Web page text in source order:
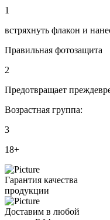
1
встряхнуть флакон и
Правильная фотозащита
2
Предотвращает
Возрастная группа:
3
18+
Гарантия качества
продукции
Доставим в любой